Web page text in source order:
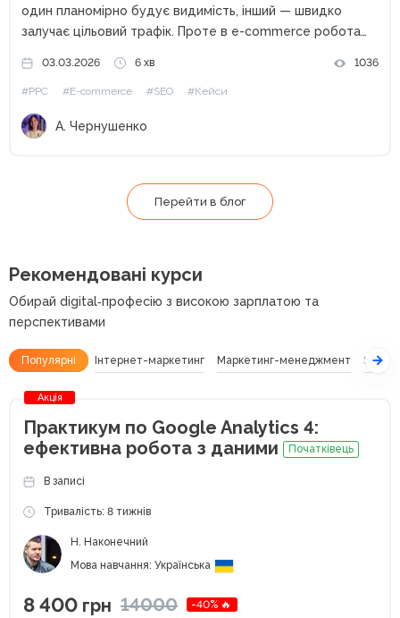
один планомірно будує видимість, інший — швидко
залучає цільовий трафік. Проте в e-commerce робота
загальний результат. На прикладі кейсу Webpromo та
Samsung Experience Store розберемо,...
03.03.2026 6 хв 1036
#PPC #E-commerce #SEO #Кейси
А. Чернушенко
Перейти в блог
Рекомендовані курси
Обирай digital‑професію з високою зарплатою та
перспективами
Популярні Інтернет-маркетинг Маркетинг-менеджмент SEO
Акція
Практикум по Google Analytics 4:
ефективна робота з даними
Початківець
В записі
Тривалість: 8 тижнів
Н. Наконечний
Мова навчання: Українська
8 400 грн 14000 -40% 🔥